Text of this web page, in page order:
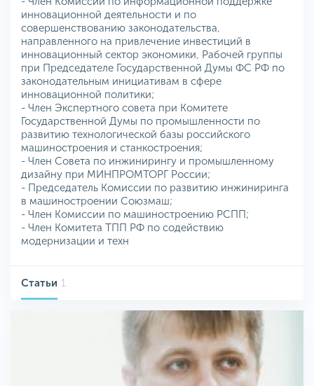
инновационной деятельности и по
совершенствованию законодательства,
направленного на привлечение инвестиций в
инновационный сектор экономики, Рабочей группы
при Председателе Государственной Думы ФС РФ по
законодательным инициативам в сфере
инновационной политики;
- Член Экспертного совета при Комитете
Государственной Думы по промышленности по
развитию технологической базы российского
машиностроения и станкостроения;
- Член Совета по инжинирингу и промышленному
дизайну при МИНПРОМТОРГ России;
- Председатель Комиссии по развитию инжиниринга
в машиностроении Союзмаш;
- Член Комиссии по машиностроению РСПП;
- Член Комитета ТПП РФ по содействию
модернизации и техн
Статьи 1